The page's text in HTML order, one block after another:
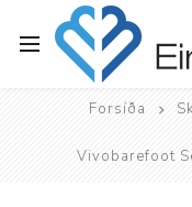
Forsíða
Vivobarefoot